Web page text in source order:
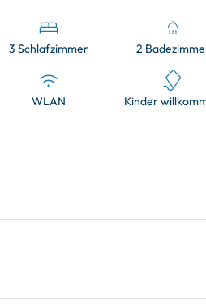
3 Schlafzimmer 2
WLAN Kinder